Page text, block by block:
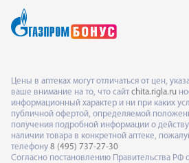
Цены в аптеках могут отличаться от цен,
ваше внимание на то, что сайт chita.rigla.ru
информационный характер и ни при каких
публичной офертой, определяемой
получения подробной информации о
наличии товара в конкретной аптеке,
телефону 8 (495) 737-27-30
Согласно постановлению Правительства РФ